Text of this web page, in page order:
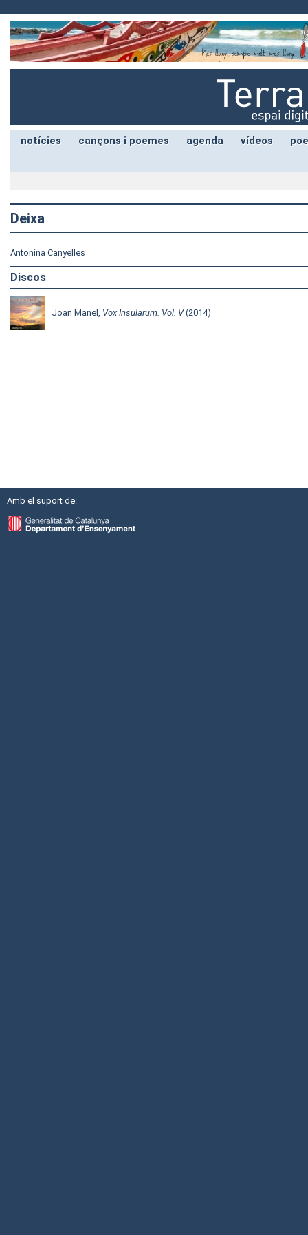
notícies cançons i poemes agenda vídeos
Deixa
Antonina Canyelles
Discos
Joan Manel, Vox Insularum. Vol. V(2014)
Amb el suport de: